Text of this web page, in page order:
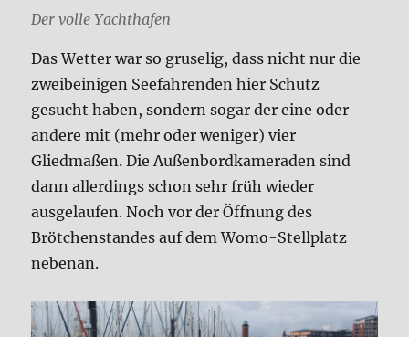
Der volle Yachthafen
Das Wetter war so gruselig, dass nicht nur die
zweibeinigen Seefahrenden hier Schutz
gesucht haben, sondern sogar der eine oder
andere mit (mehr oder weniger) vier
Gliedmaßen. Die Außenbordkameraden sind
dann allerdings schon sehr früh wieder
ausgelaufen. Noch vor der Öffnung des
Brötchenstandes auf dem Womo-Stellplatz
nebenan.